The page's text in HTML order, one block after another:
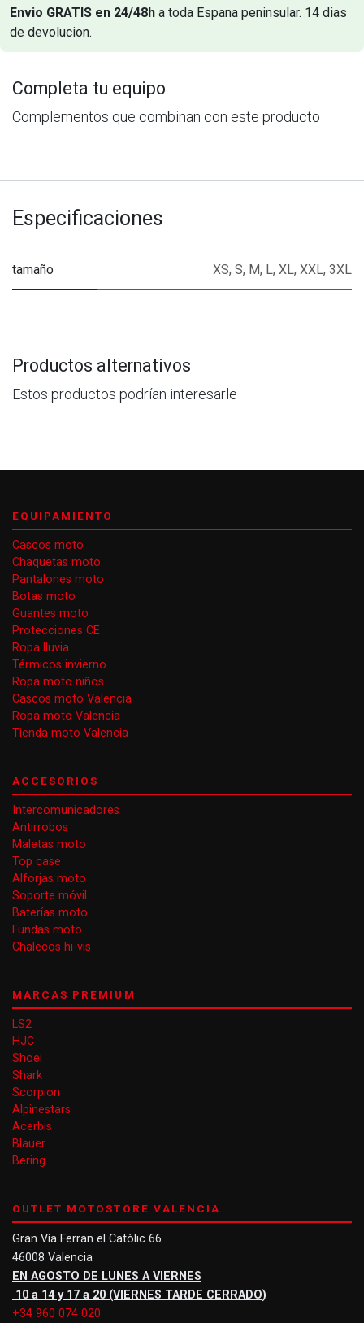
Envio GRATIS en 24/48h a toda Espana peninsular. 14 dias
de devolucion.
Completa tu equipo
Complementos que combinan con este producto
Especificaciones
tamaño XS, S, M, L, XL, XXL, 3XL
Productos alternativos
Estos productos podrían interesarle
EQUIPAMIENTO
Cascos moto
Chaquetas moto
Pantalones moto
Botas moto
Guantes moto
Protecciones CE
Ropa lluvia
Térmicos invierno
Ropa moto niños
Cascos moto Valencia
Ropa moto Valencia
Tienda moto Valencia
ACCESORIOS
Intercomunicadores
Antirrobos
Maletas moto
Top case
Alforjas moto
Soporte móvil
Baterías moto
Fundas moto
Chalecos hi-vis
MARCAS PREMIUM
LS2
HJC
Shoei
Shark
Scorpion
Alpinestars
Acerbis
Blauer
Bering
OUTLET MOTOSTORE VALENCIA
Gran Vía Ferran el Catòlic 66
46008 Valencia
EN AGOSTO DE LUNES A VIERNES
10 a 14 y 17 a 20 (VIERNES TARDE CERRADO)
+34 960 074 020